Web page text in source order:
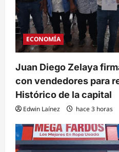
ECONOMÍA
Juan Diego Zelaya
con vendedores para
Histórico de la capital
Edwin Laínez hace 3 horas